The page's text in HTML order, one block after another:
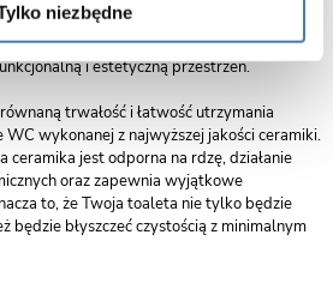
niezbędne
rozwiązaniem dla małych łazienek,
niż tradycyjne miski stojące. Dzięki temu
i estetyczną przestrzeń.
trwałość i łatwość utrzymania
WC wykonanej z najwyższej jakości ceramiki.
jest odporna na rdzę, działanie
oraz zapewnia wyjątkowe
to, że Twoja toaleta nie tylko będzie
będzie błyszczeć czystością z minimalnym